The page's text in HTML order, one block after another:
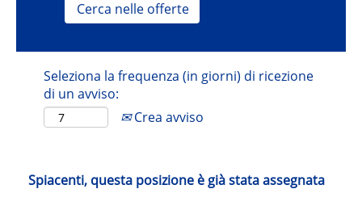
Seleziona la frequenza (in giorni) di ricezione
di un avviso:
Crea avviso
Spiacenti, questa posizione è già stata assegnata